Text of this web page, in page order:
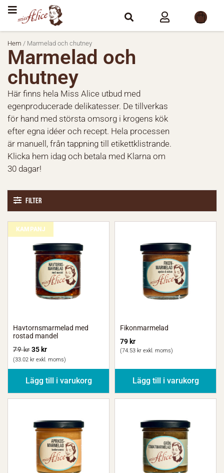
Hem / Marmelad och chutney
Marmelad och
chutney
Här finns hela Miss Alice utbud med
egenproducerade delikatesser. De tillverkas
för hand med största omsorg i krogens kök
efter egna idéer och recept. Hela processen
är manuell, från tappning till etikettklistrande.
Klicka hem idag och betala med Klarna om
30 dagar!
Filter
KAMPANJ
Havtornsmarmelad med
rostad mandel
79kr 35 kr
(33.02 kr exkl. moms)
Lägg till i varukorg
Fikonmarmelad
79 kr
(74.53 kr exkl. moms)
Lägg till i varukorg